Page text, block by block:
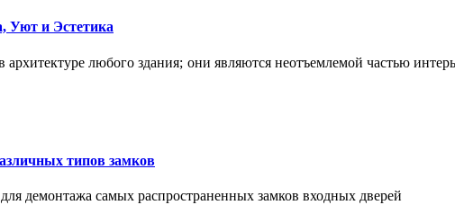
Уют и Эстетика
любого здания; они являются неотъемлемой частью
типов замков
демонтажа самых распространенных замков входных дверей